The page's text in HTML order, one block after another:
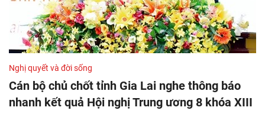
Nghị quyết và đời sống
Cán bộ chủ chốt tỉnh Gia Lai nghe thông báo
nhanh kết quả Hội nghị Trung ương 8 khóa XIII